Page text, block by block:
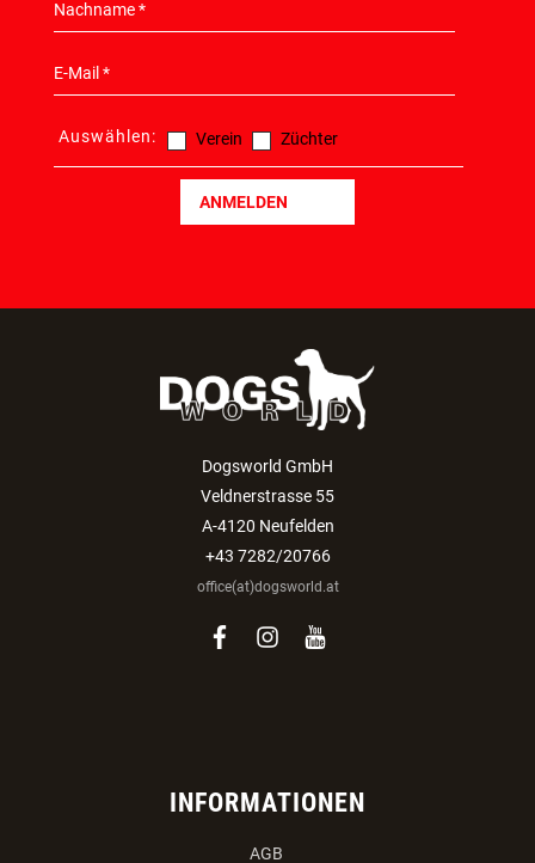
Auswählen: Verein Züchter
ANMELDEN
Dogsworld GmbH
Veldnerstrasse 55
A-4120 Neufelden
+43 7282/20766
office(at)dogsworld.at
facebook
instagram
youtube
INFORMATIONEN
AGB